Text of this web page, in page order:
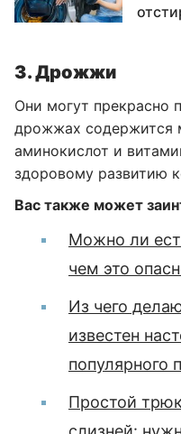
3. Дрожжи
Они могут прекрасно
дрожжах содержится
аминокислот и
здоровому развитию
Вас также может
Можно ли
чем это
Из чего
известен
популярного
Простой